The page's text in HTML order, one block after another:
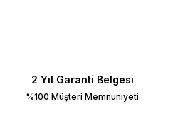
2 Yıl Garanti Belgesi
%100 Müşteri Memnuniyeti